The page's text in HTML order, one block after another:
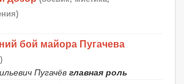
бой майора Пугачева
Пугачёв главная роль